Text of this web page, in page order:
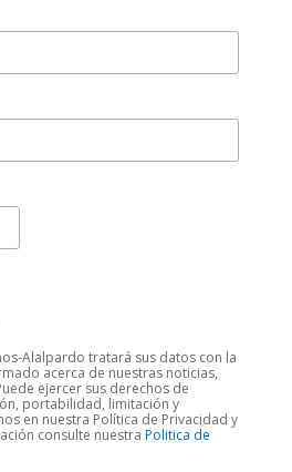
Alalpardo tratará sus datos con la
acerca de nuestras noticias,
ejercer sus derechos de
portabilidad, limitación y
en nuestra Política de Privacidad y
consulte nuestraPolitica de